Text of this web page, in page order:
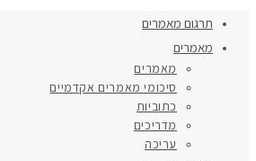
תרגום מאמרים
מאמרים
מאמרים
סיכומי מאמרים אקדמיים
כתוביות
מדריכים
עריכה